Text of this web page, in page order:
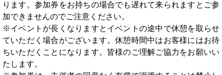
ります。参加券をお持ちの場合でも遅れて来られますとご参
加できませんのでご注意ください。
※イベントが長くなりますとイベントの途中で休憩を取らせ
ていただく場合がございます。休憩時間中はお客様にはお待
ちいただくことになります。皆様のご理解ご協力をお願いい
たします。